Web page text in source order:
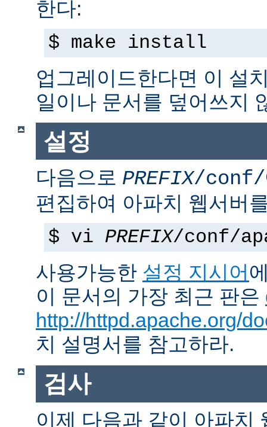
한다:
$ make install
업그레이드한다면 이 설
일이나 문서를 덮어쓰지
설정
다음으로 PREFIX/conf/
편집하여 아파치 웹서버
$ vi PREFIX/conf/
사용가능한 설정 지시어
이 문서의 가장 최근 판은
http://httpd.apache.org/
치 설명서를 참고하라.
검사
이제 다음과 같이 아파치